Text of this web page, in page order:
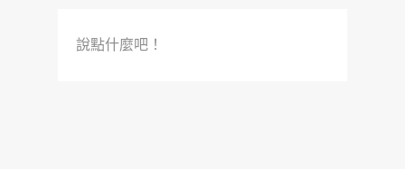
說點什麼吧！